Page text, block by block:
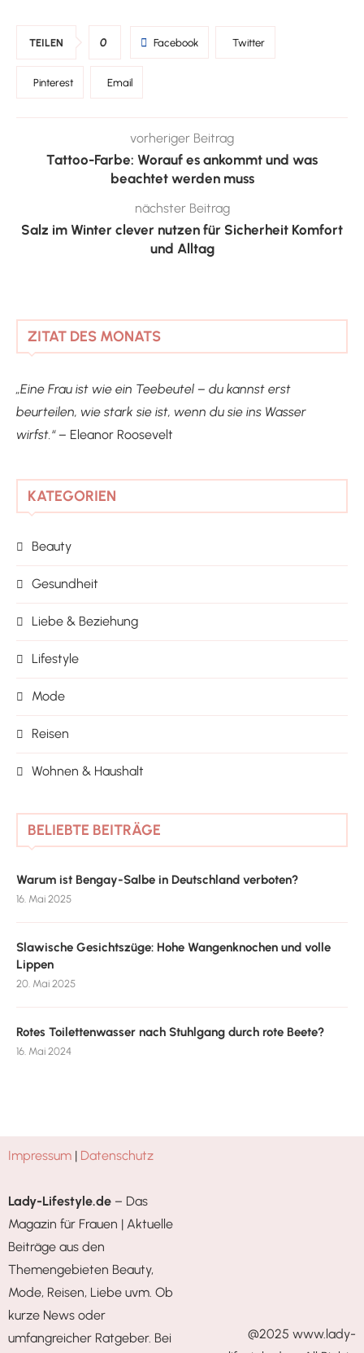
TEILEN 0 Facebook Twitter
Pinterest Email
vorheriger Beitrag
Tattoo-Farbe: Worauf es ankommt und was
beachtet werden muss
nächster Beitrag
Salz im Winter clever nutzen für Sicherheit Komfort
und Alltag
ZITAT DES MONATS
„Eine Frau ist wie ein Teebeutel – du kannst erst
beurteilen, wie stark sie ist, wenn du sie ins Wasser
wirfst.“ – Eleanor Roosevelt
KATEGORIEN
Beauty
Gesundheit
Liebe & Beziehung
Lifestyle
Mode
Reisen
Wohnen & Haushalt
BELIEBTE BEITRÄGE
Warum ist Bengay-Salbe in Deutschland verboten?
16. Mai 2025
Slawische Gesichtszüge: Hohe Wangenknochen und volle
Lippen
20. Mai 2025
Rotes Toilettenwasser nach Stuhlgang durch rote Beete?
16. Mai 2024
Impressum | Datenschutz
Lady-Lifestyle.de – Das
Magazin für Frauen | Aktuelle
Beiträge aus den
Themengebieten Beauty,
Mode, Reisen, Liebe uvm. Ob
kurze News oder
umfangreicher Ratgeber. Bei
@2025 www.lady-